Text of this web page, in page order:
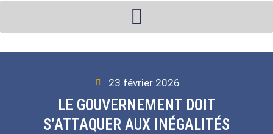
23 février 2026
LE GOUVERNEMENT DOIT
S’ATTAQUER AUX INÉGALITÉS